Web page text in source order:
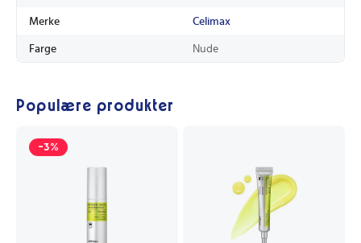
Merke Celimax
Farge Nude
Populære produkter
-3%